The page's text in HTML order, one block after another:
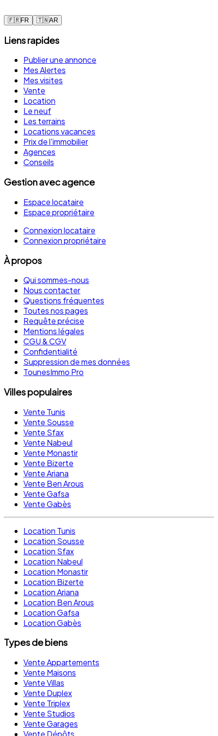
🇫🇷FR 🇹🇳AR
Liens rapides
Publier une annonce
Mes Alertes
Mes visites
Vente
Location
Le neuf
Les terrains
Locations vacances
Prix de l'immobilier
Agences
Conseils
Gestion avec agence
Espace locataire
Espace propriétaire
Connexion locataire
Connexion propriétaire
À propos
Qui sommes-nous
Nous contacter
Questions fréquentes
Toutes nos pages
Requête précise
Mentions légales
CGU & CGV
Confidentialité
Suppression de mes données
TounesImmo Pro
Villes populaires
Vente Tunis
Vente Sousse
Vente Sfax
Vente Nabeul
Vente Monastir
Vente Bizerte
Vente Ariana
Vente Ben Arous
Vente Gafsa
Vente Gabès
Location Tunis
Location Sousse
Location Sfax
Location Nabeul
Location Monastir
Location Bizerte
Location Ariana
Location Ben Arous
Location Gafsa
Location Gabès
Types de biens
Vente Appartements
Vente Maisons
Vente Villas
Vente Duplex
Vente Triplex
Vente Studios
Vente Garages
Vente Dépôts